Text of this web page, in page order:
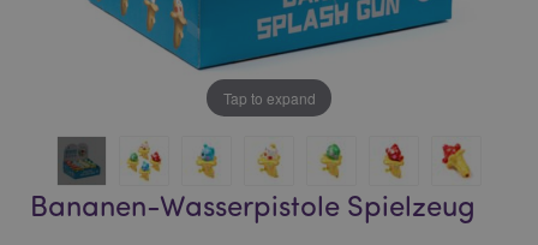
Tap to expand
Bananen-Wasserpistole Spielzeug